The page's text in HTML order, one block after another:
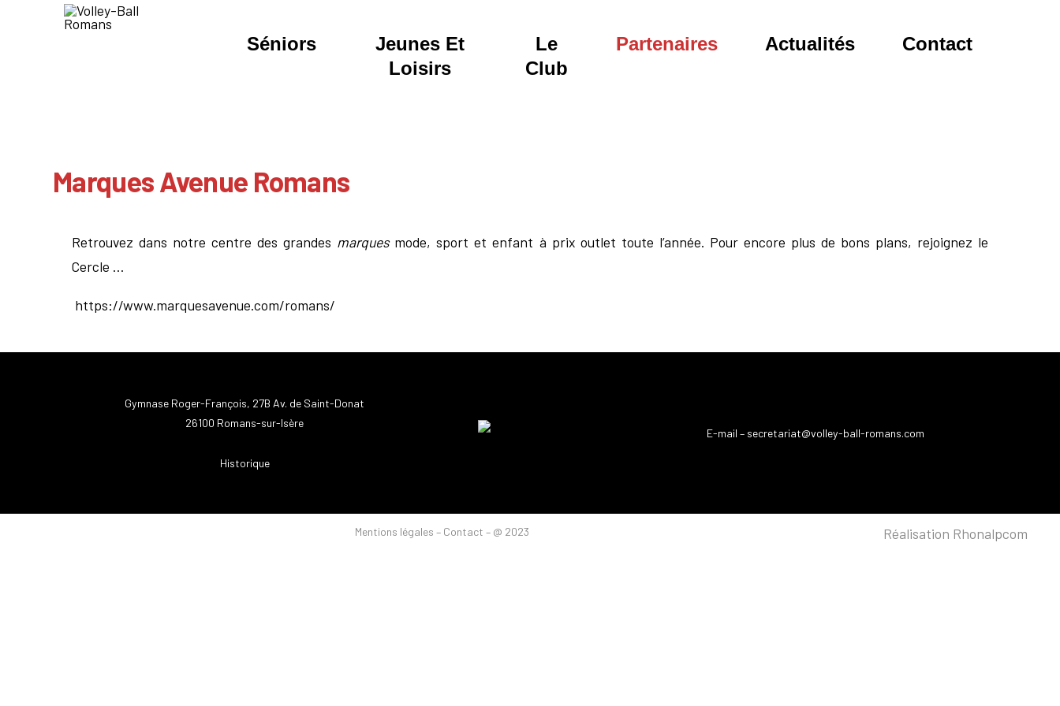
Séniors
Jeunes Et
Loisirs
Le
Club
Partenaires Actualités Contact
Marques Avenue Romans
Retrouvez dans notre centre des grandes marquesmode, sport et enfant à prix outlet toute l’année. Pour encore plus de bons plans, rejoignez le
Cercle …
https://www.marquesavenue.com/romans/
Gymnase Roger-François, 27B Av. de Saint-Donat
26100 Romans-sur-Isère
Historique
E-mail – secretariat@volley-ball-romans.com
Mentions légales – Contact – @ 2023 Réalisation Rhonalpcom